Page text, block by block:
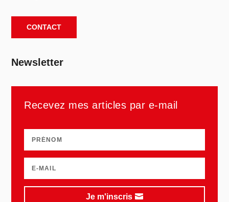
CONTACT
Newsletter
Recevez mes articles par e-mail
Je m'inscris